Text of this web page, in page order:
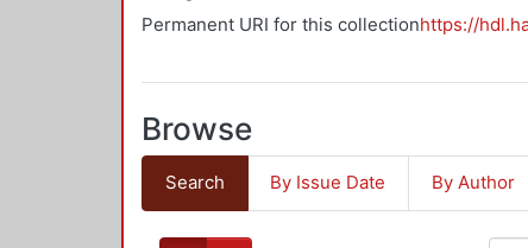
Permanent URI for this collectionhttps://
Browse
Search By Issue Date By Author